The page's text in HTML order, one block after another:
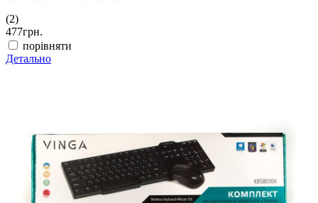
(2)
477грн.
порівняти
Детально